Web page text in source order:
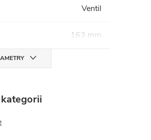
Ventil
163 mm